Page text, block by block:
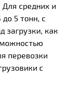
Для средних и
5 тонн, с
загрузки, как
перевозки
с